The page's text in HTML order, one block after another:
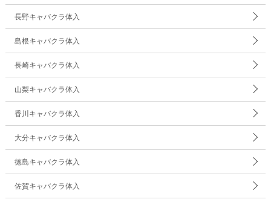
長野キャバクラ体入
島根キャバクラ体入
長崎キャバクラ体入
山梨キャバクラ体入
香川キャバクラ体入
大分キャバクラ体入
徳島キャバクラ体入
佐賀キャバクラ体入